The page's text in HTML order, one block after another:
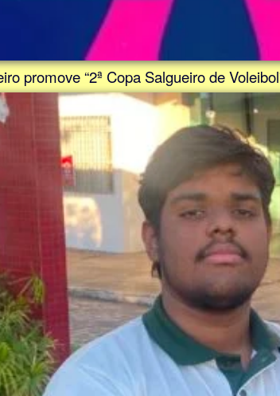
promove “2ª Copa Salgueiro de